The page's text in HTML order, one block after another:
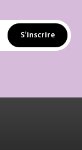
S'inscrire